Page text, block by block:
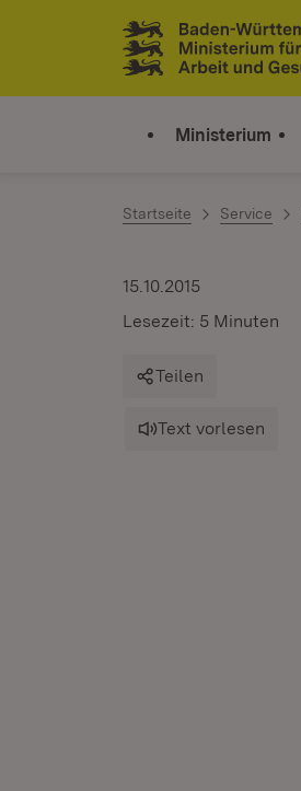
Zum Inhalt springen
Link zur Startseite
Ministerium
Startseite Service
15.10.2015
Lesezeit: 5 Minuten
Teilen
Text vorlesen